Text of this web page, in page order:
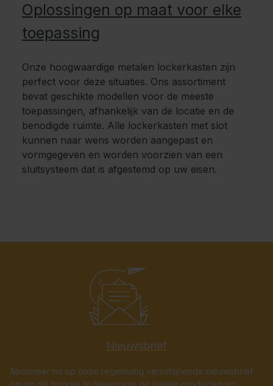
Oplossingen op maat voor elke
toepassing
Onze hoogwaardige metalen lockerkasten zijn
perfect voor deze situaties. Ons assortiment
bevat geschikte modellen voor de meeste
toepassingen, afhankelijk van de locatie en de
benodigde ruimte. Alle lockerkasten met slot
kunnen naar wens worden aangepast en
vormgegeven en worden voorzien van een
sluitsysteem dat is afgestemd op uw eisen.
Nieuwsbrief
Abonneer nu op onze regelmatig verschijnende nieuwsbrief
om op de hoogte te blijven van de laatste producten en